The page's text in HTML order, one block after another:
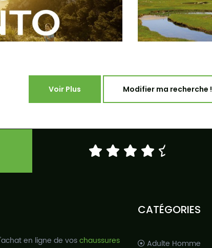
Voir Plus Modifier ma recherche !
en ligne de voschaussures
CATÉGORIES
Adulte Homme